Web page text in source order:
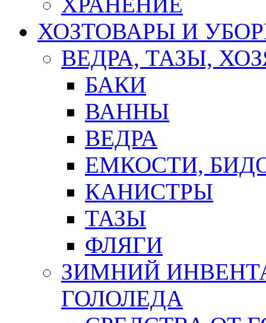
ХОЗТОВАРЫ И
ВЕДРА, ТАЗЫ,
БАКИ
ВАННЫ
ВЕДРА
ЕМКОСТИ,
КАНИСТРЫ
ТАЗЫ
ФЛЯГИ
ЗИМНИЙ
ГОЛОЛЕДА